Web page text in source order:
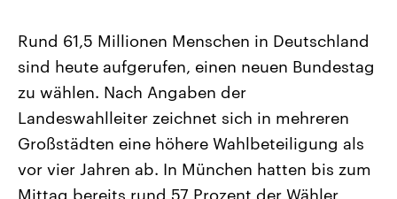
Landtagswahl Sachsen-Anhalt
2026
Alle Informationen
Sachsen-Anhalt wählt am 6.
September 2026 einen neuen
Bundesland von einer Koalition aus
USA
Aktuelle Beiträge,
Hintergründe
Wirtschaftlich und
gehören die Vereinigten
mit großem Einfluss auf
Rund 61,5 Millionen Menschen in Deutschland
sind heute aufgerufen, einen neuen Bundestag
zu wählen. Nach Angaben der
Landeswahlleiter zeichnet sich in mehreren
Großstädten eine höhere Wahlbeteiligung als
vor vier Jahren ab. In München hatten bis zum
Mittag bereits rund 57 Prozent der Wähler